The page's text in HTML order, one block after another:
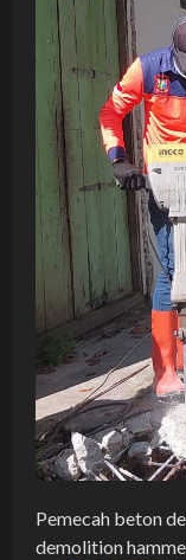
Pemecah beton
demolition